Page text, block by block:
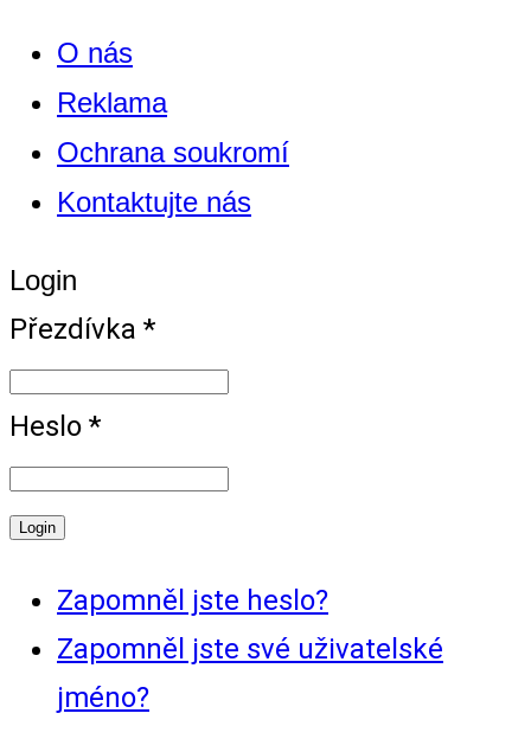
O nás
Reklama
Ochrana soukromí
Kontaktujte nás
Login
Přezdívka *
Heslo *
Zapomněl jste heslo?
Zapomněl jste své uživatelské
jméno?